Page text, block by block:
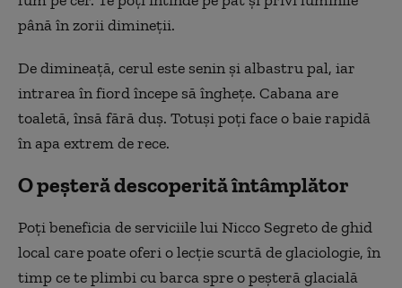
până în zorii dimineții.
De dimineață, cerul este senin și albastru pal, iar
intrarea în fiord începe să înghețe. Cabana are
toaletă, însă fără duș. Totuși poți face o baie rapidă
în apa extrem de rece.
O peșteră descoperită întâmplător
Poți beneficia de serviciile lui Nicco Segreto de ghid
local care poate oferi o lecție scurtă de glaciologie, în
timp ce te plimbi cu barca spre o peșteră glacială